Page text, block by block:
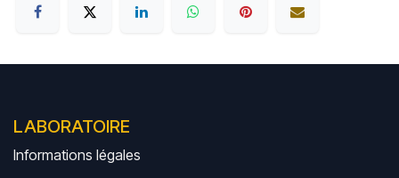
LABORATOIRE
Informations légales